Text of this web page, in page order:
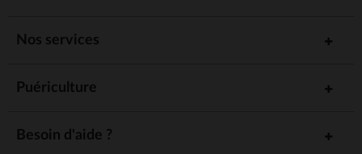
Nos services
Puériculture
Besoin d'aide ?